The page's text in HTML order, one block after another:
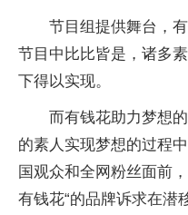
节目组提供舞台，
节目中比比皆是，诸多
下得以实现。
而有钱花助力梦想
的素人实现梦想的过程
国观众和全网粉丝面前
有钱花“的品牌诉求在潜